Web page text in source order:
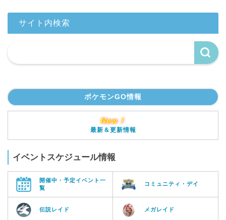
サイト内検索
ポケモンGO情報
New！
最新＆更新情報
イベントスケジュール情報
開催中・予定イベント一
覧
コミュニティ・デイ
伝説レイド メガレイド